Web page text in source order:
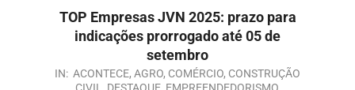
TOP Empresas JVN 2025: prazo para
indicações prorrogado até 05 de
setembro
IN: ACONTECE, AGRO, COMÉRCIO, CONSTRUÇÃO
CIVIL
DESTAQUE, EMPREENDEDORISMO,